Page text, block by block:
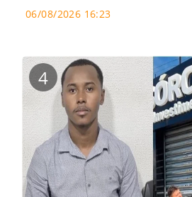
06/08/2026 16:23
4